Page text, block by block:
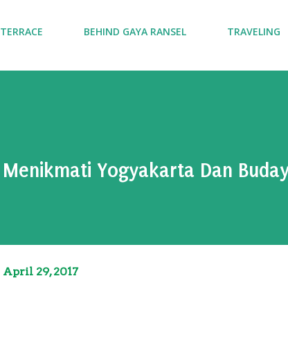
TERRACE BEHIND GAYA RANSEL TRAVELING
Menikmati Yogyakarta Dan
April 29, 2017